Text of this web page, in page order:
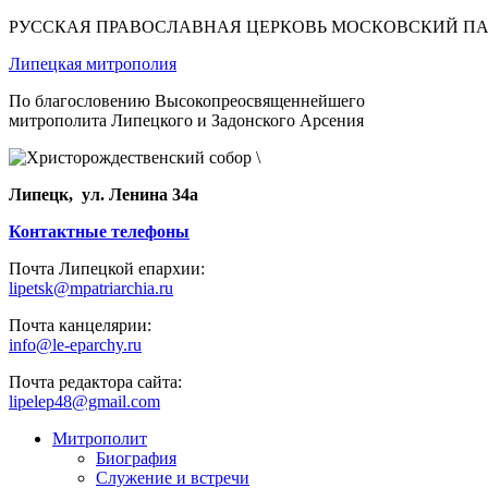
РУССКАЯ ПРАВОСЛАВНАЯ ЦЕРКОВЬ МОСКОВСКИЙ
Липецкая митрополия
По благословению Высокопреосвященнейшего
митрополита Липецкого и Задонского Арсения
Липецк, ул. Ленина 34а
Контактные телефоны
Почта Липецкой епархии:
lipetsk@mpatriarchia.ru
Почта канцелярии:
info@le-eparchy.ru
Почта редактора сайта:
lipelep48@gmail.com
Митрополит
Биография
Служение и встречи